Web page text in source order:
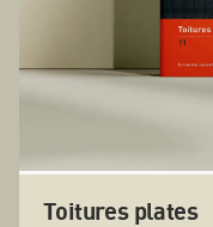
Toitures plates